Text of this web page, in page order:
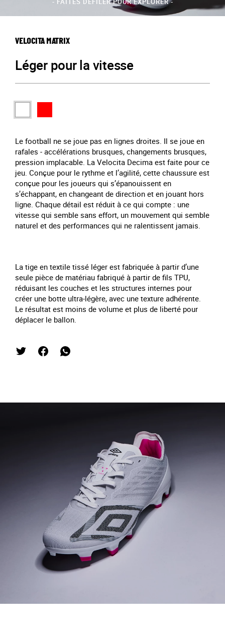
VELOCITA MATRIX
Léger pour la vitesse
Le football ne se joue pas en lignes droites. Il se joue en
rafales - accélérations brusques, changements brusques,
pression implacable. La Velocita Decima est faite pour ce
jeu. Conçue pour le rythme et l’agilité, cette chaussure est
conçue pour les joueurs qui s’épanouissent en
s’échappant, en changeant de direction et en jouant hors
ligne. Chaque détail est réduit à ce qui compte : une
vitesse qui semble sans effort, un mouvement qui semble
naturel et des performances qui ne ralentissent jamais.
La tige en textile tissé léger est fabriquée à partir d’une
seule pièce de matériau fabriqué à partir de fils TPU,
réduisant les couches et les structures internes pour
créer une botte ultra-légère, avec une texture adhérente.
Le résultat est moins de volume et plus de liberté pour
déplacer le ballon.